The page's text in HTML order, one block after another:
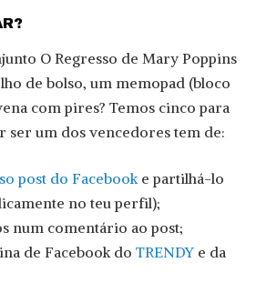
O Regresso de Mary Poppins
de bolso, um memopad (bloco
com pires? Temos cinco para
ser um dos vencedores tem de:
post do Facebook e partilhá-lo
no teu perfil);
num comentário ao post;
de Facebook do TRENDY e da